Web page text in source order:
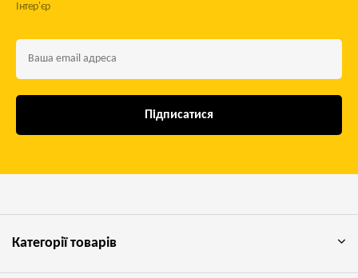
Інтер'єр
Підписатися
Категорії товарів